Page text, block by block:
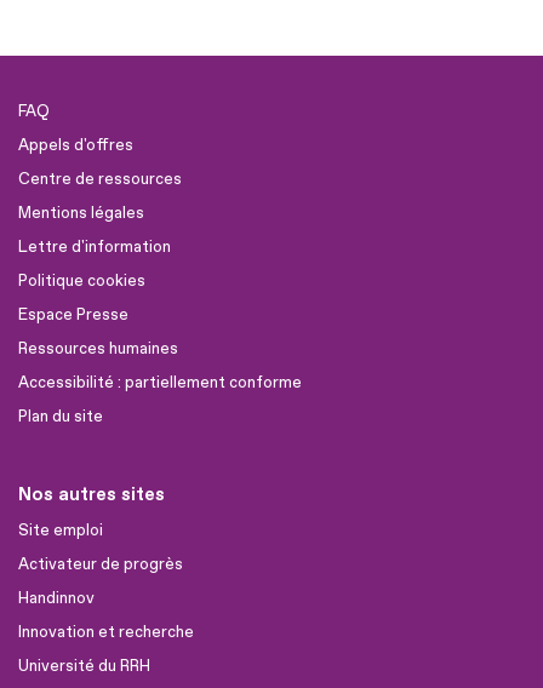
FAQ
Appels d'offres
Centre de ressources
Mentions légales
Lettre d'information
Politique cookies
Espace Presse
Ressources humaines
Accessibilité : partiellement conforme
Plan du site
Nos autres sites
Site emploi
Activateur de progrès
Handinnov
Innovation et recherche
Université du RRH